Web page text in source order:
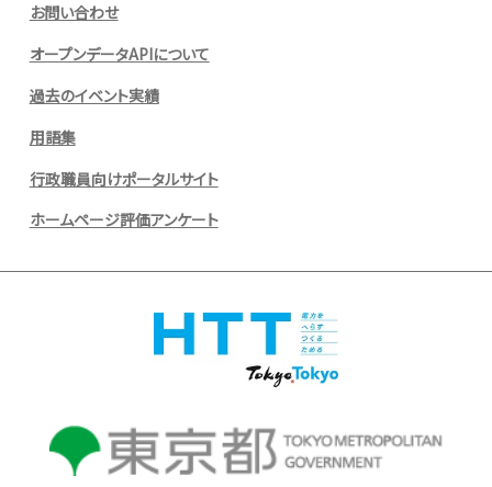
お問い合わせ
オープンデータAPIについて
過去のイベント実績
用語集
行政職員向けポータルサイト
ホームページ評価アンケート